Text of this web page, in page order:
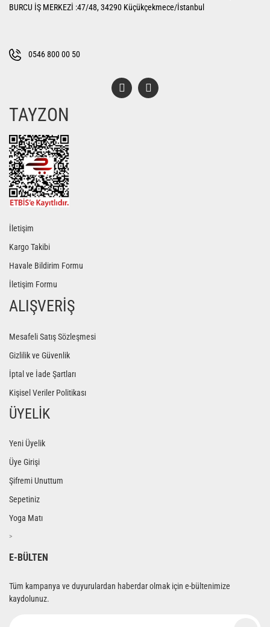
BURCU İŞ MERKEZİ :47/48, 34290 Küçükçekmece/İstanbul
0546 800 00 50
TAYZON
İletişim
Kargo Takibi
Havale Bildirim Formu
İletişim Formu
ALIŞVERİŞ
Mesafeli Satış Sözleşmesi
Gizlilik ve Güvenlik
İptal ve İade Şartları
Kişisel Veriler Politikası
ÜYELİK
Yeni Üyelik
Üye Girişi
Şifremi Unuttum
Sepetiniz
Yoga Matı
>
E-BÜLTEN
Tüm kampanya ve duyurulardan haberdar olmak için e-bültenimize
kaydolunuz.